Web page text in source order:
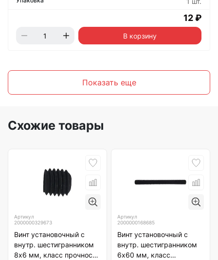
12 ₽
В корзину
Показать еще
Схожие товары
Артикул
2000000329673
Винт установочный с
внутр. шестигранником
8х6 мм, класс прочности
Артикул
2000000168685
Винт установочный с
внутр. шестигранником
6х60 мм, класс